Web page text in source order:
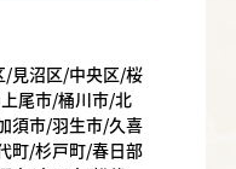
/見沼区/中央区/桜
尾市/桶川市/北
須市/羽生市/久喜
町/杉戸町/春日部